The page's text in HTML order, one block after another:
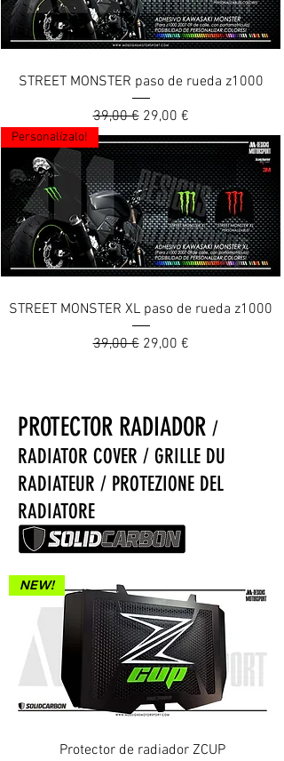
STREET MONSTER paso de rueda z1000
Prix original
39,00 € Prix promotionnel
29,00 €
Personalízalo!
STREET MONSTER XL paso de rueda z1000
Prix original
39,00 € Prix promotionnel
29,00 €
PROTECTOR RADIADOR /
RADIATOR COVER / GRILLE DU
RADIATEUR / PROTEZIONE DEL
RADIATORE
NEW!
Protector de radiador ZCUP